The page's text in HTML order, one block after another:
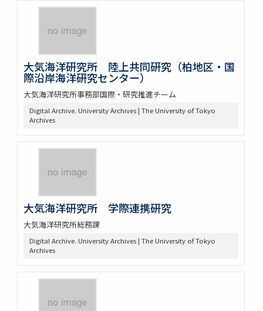
大気海洋研究所 陸上共同研究（柏地区・国
際沿岸海洋研究センター）
大気海洋研究所事務部国際・研究推進チーム
Digital Archive. University Archives | The University of Tokyo
Archives
大気海洋研究所 学際連携研究
大気海洋研究所総務課
Digital Archive. University Archives | The University of Tokyo
Archives